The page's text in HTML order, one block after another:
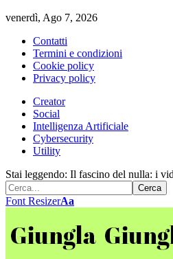
venerdì, Ago 7, 2026
Contatti
Termini e condizioni
Cookie policy
Privacy policy
Creator
Social
Intelligenza Artificiale
Cybersecurity
Utility
Stai leggendo: Il fascino del nulla: i
Font ResizerAa